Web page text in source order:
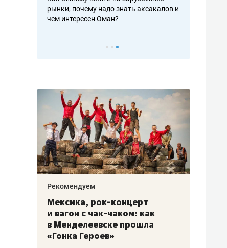
рынки, почему надо знать аксакалов и
чем интересен Оман?
Рекомендуем
Мексика, рок-концерт
и вагон с чак-чаком: как
в Менделеевске прошла
«Гонка Героев»